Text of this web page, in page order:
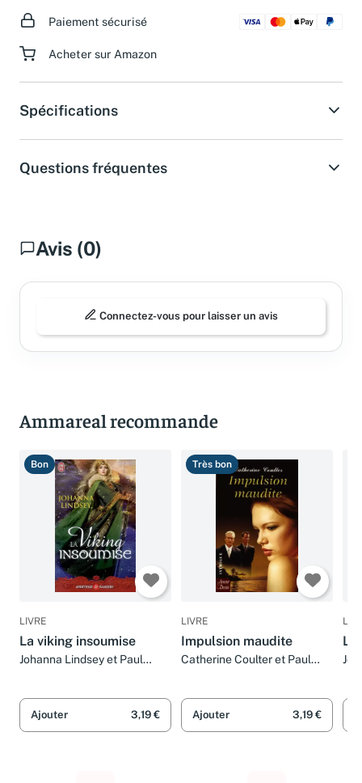
Paiement sécurisé
Acheter sur Amazon
Spécifications
Questions fréquentes
Avis (0)
Connectez-vous pour laisser un avis
Ammareal recommande
Bon
LIVRE
La viking insoumise
Johanna Lindsey et Paul
Ajouter 3,19 €
Très bon
LIVRE
Impulsion maudite
Catherine Coulter et Paul
Ajouter 3,19 €